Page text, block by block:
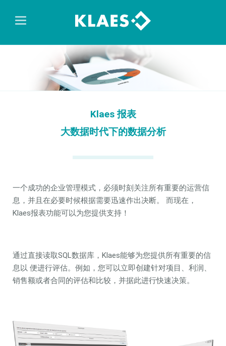
Klaes 报表
大数据时代下的数据分析
一个成功的企业管理模式，必须时刻关注所有重要的运营信
息，并且在必要时候根据需要迅速作出决断。 而现在，
Klaes报表功能可以为您提供支持！
通过直接读取SQL数据库，Klaes能够为您提供所有重要的信
息以 便进行评估。例如，您可以立即创建针对项目、利润、
销售额或者合同的评估和比较，并据此进行快速决策。